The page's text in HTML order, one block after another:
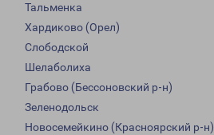
Тальменка
Хардиково (Орел)
Слободской
Шелаболиха
Грабово (Бессоновский р-н)
Зеленодольск
Новосемейкино (Красноярский р-н)